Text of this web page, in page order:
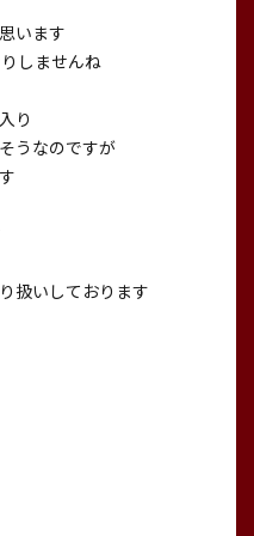
います
しませんね
り
うなのですが
扱いしております